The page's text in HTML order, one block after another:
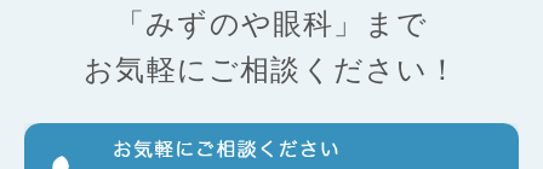
「みずのや眼科」まで
お気軽にご相談ください！